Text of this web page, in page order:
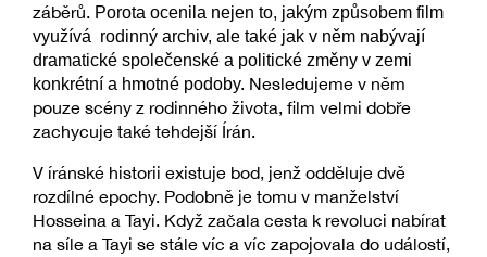
záběrů. Porota ocenila nejen to, jakým způsobem film
využívá rodinný archiv, ale také jak v něm nabývají
dramatické společenské a politické změny v zemi
konkrétní a hmotné podoby. Nesledujeme v něm
pouze scény z rodinného života, film velmi dobře
zachycuje také tehdejší Írán.
V íránské historii existuje bod, jenž odděluje dvě
rozdílné epochy. Podobně je tomu v manželství
Hosseina a Tayi. Když začala cesta k revoluci nabírat
na síle a Tayi se stále víc a víc zapojovala do událostí,